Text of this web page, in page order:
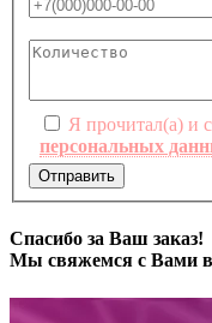
Я прочитал(а) и
персональных
Отправить
Спасибо за Ваш заказ!
Мы свяжемся с Вами